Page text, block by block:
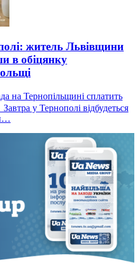
житель Львівщини
в обіцянку
на Тернопільщині сплатить
Завтра у Тернополі відбудеться